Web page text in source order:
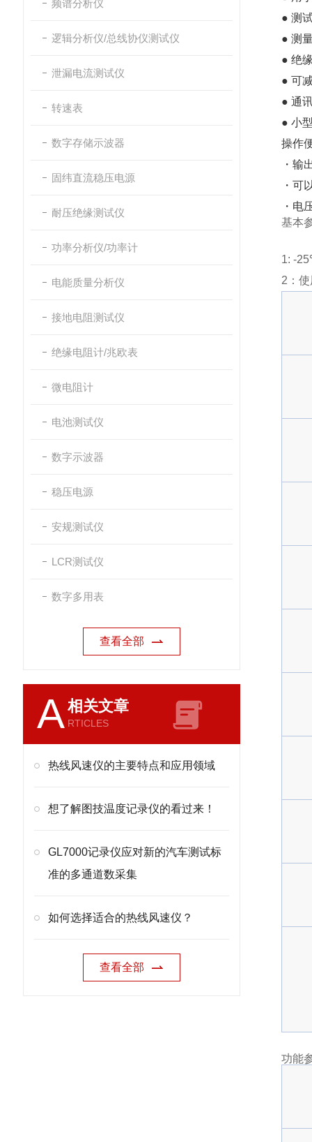
频谱分析仪
逻辑分析仪/总线协仪测试仪
泄漏电流测试仪
转速表
数字存储示波器
固纬直流稳压电源
耐压绝缘测试仪
功率分析仪/功率计
电能质量分析仪
接地电阻测试仪
绝缘电阻计/兆欧表
微电阻计
电池测试仪
数字示波器
稳压电源
安规测试仪
LCR测试仪
数字多用表
查看全部
A相关文章
RTICLES
热线风速仪的主要特点和应用领域
想了解图技温度记录仪的看过来！
GL7000记录仪应对新的汽车测试标
准的多通道数采集
如何选择适合的热线风速仪？
查看全部
● 测
● 测
● 绝
● 可
● 通
● 小
操作
・输
・可
・电
基本
1: -
2：
功能